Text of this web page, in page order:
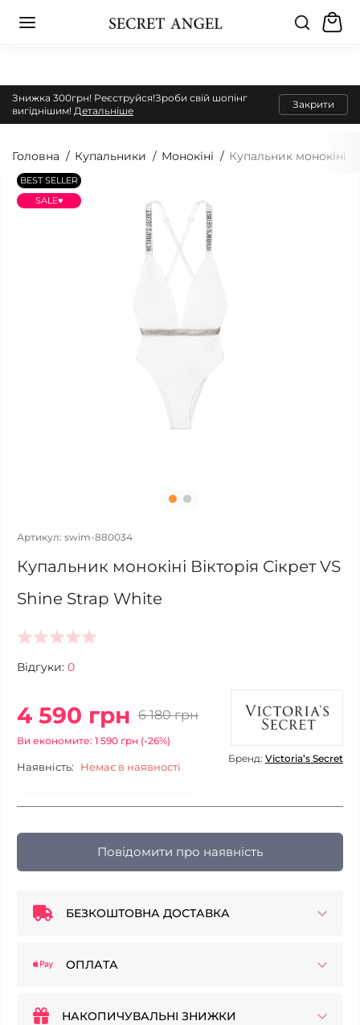
Знижка 300грн! Реєструйся!Зроби свій шопінг
вигіднішим! Детальніше
Закрити
Головна Купальники Монокіні Купальник монокіні
BEST SELLER
SALE♥
Артикул: swim-880034
Купальник монокіні Вікторія Сікрет VS
Shine Strap White
Відгуки: 0
4 590 грн 6 180 грн
Ви економите: 1 590 грн (-26%)
Наявність: Немає в наявності
Бренд: Victoria’s Secret
Повідомити про наявність
БЕЗКОШТОВНА ДОСТАВКА
ОПЛАТА
НАКОПИЧУВАЛЬНІ ЗНИЖКИ